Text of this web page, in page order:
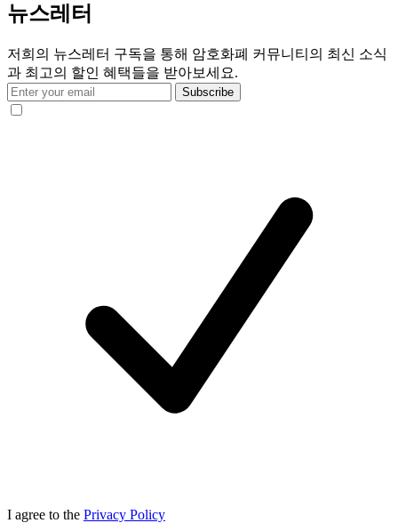
뉴스레터
저희의 뉴스레터 구독을 통해 암호화폐 커뮤니티의 최신 소식
과 최고의 할인 혜택들을 받아보세요.
Subscribe
I agree to the Privacy Policy